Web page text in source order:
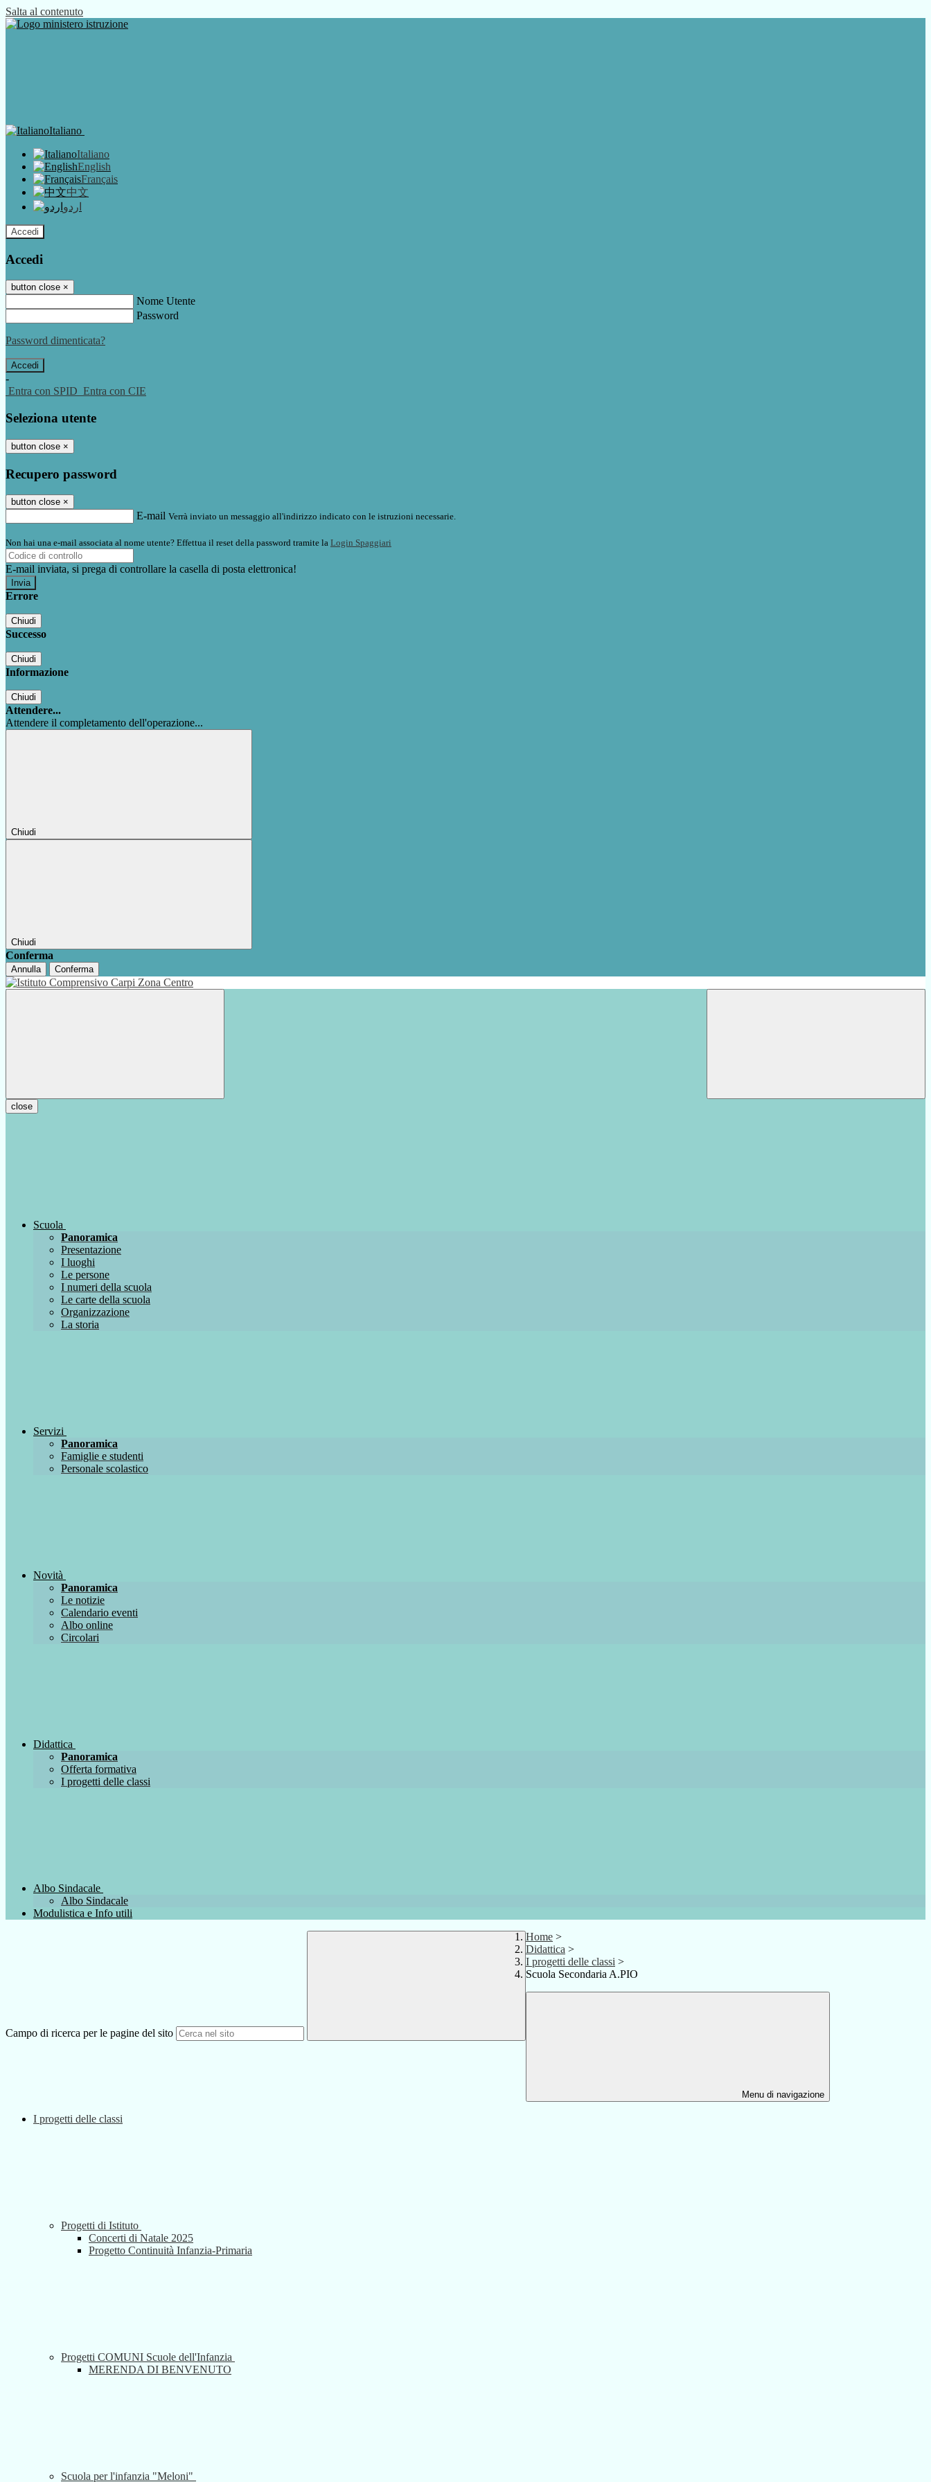
Salta al contenuto
Italiano
Italiano
English
Français
中文
اردو
Accedi
Accedi
button close ×
Nome Utente
Password
Password dimenticata?
-
Entra con SPID Entra con CIE
Seleziona utente
button close ×
Recupero password
button close ×
E-mail Verrà inviato un messaggio all'indirizzo indicato con le istruzioni necessarie.
Non hai una e-mail associata al nome utente? Effettua il reset della password tramite la Login Spaggiari
E-mail inviata, si prega di controllare la casella di posta elettronica!
Errore
Chiudi
Successo
Chiudi
Informazione
Chiudi
Attendere...
Attendere il completamento dell'operazione...
Chiudi
Chiudi
Conferma
Annulla Conferma
close
Scuola
Panoramica
Presentazione
I luoghi
Le persone
I numeri della scuola
Le carte della scuola
Organizzazione
La storia
Servizi
Panoramica
Famiglie e studenti
Personale scolastico
Novità
Panoramica
Le notizie
Calendario eventi
Albo online
Circolari
Didattica
Panoramica
Offerta formativa
I progetti delle classi
Albo Sindacale
Albo Sindacale
Modulistica e Info utili
Campo di ricerca per le pagine del sito
Home >
Didattica >
I progetti delle classi >
Scuola Secondaria A.PIO
Menu di navigazione
I progetti delle classi
Progetti di Istituto
Concerti di Natale 2025
Progetto Continuità Infanzia-Primaria
Progetti COMUNI Scuole dell'Infanzia
MERENDA DI BENVENUTO
Scuola per l'infanzia "Meloni"